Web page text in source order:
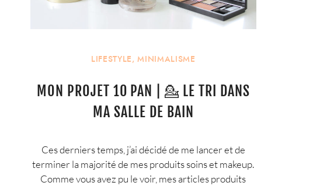
LIFESTYLE,MINIMALISME
MON PROJET 10 PAN | 💁 LE TRI DANS
MA SALLE DE BAIN
Ces derniers temps, j’ai décidé de me lancer et de
terminer la majorité de mes produits soins et makeup.
Comme vous avez pu le voir, mes articles produits